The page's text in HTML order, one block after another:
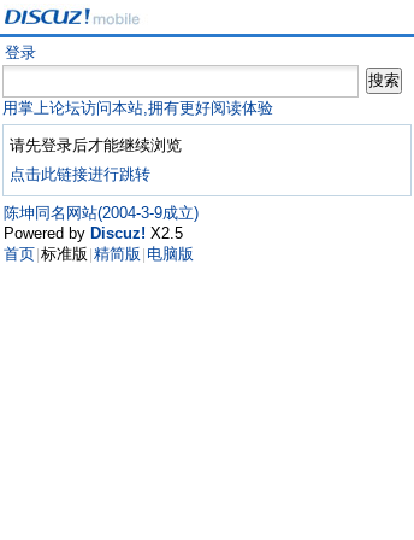
登录
用掌上论坛访问本站,拥有更好阅读体验
请先登录后才能继续浏览
点击此链接进行跳转
陈坤同名网站(2004-3-9成立)
Powered by Discuz! X2.5
首页 标准版 精简版 电脑版